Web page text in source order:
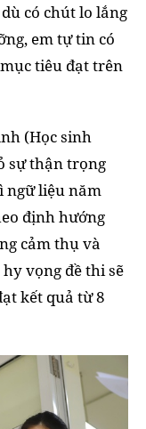
có chút lo lắng
em tự tin có
tiêu đạt trên
(Học sinh
sự thận trọng
ngữ liệu năm
định hướng
cảm thụ và
vọng đề thi sẽ
kết quả từ 8